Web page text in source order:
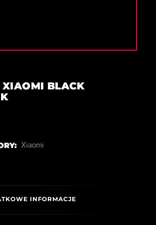
XIAOMI BLACK
Xiaomi
INFORMACJE